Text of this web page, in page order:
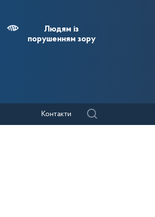
Людям із
порушенням зору
Контакти